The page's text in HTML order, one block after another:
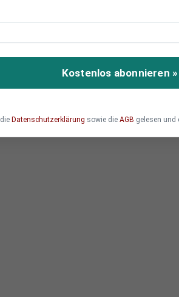
als Bundeskanzlerin
Kostenlos abonnieren »
Datenschutzerklärung sowie die AGB gelesen und